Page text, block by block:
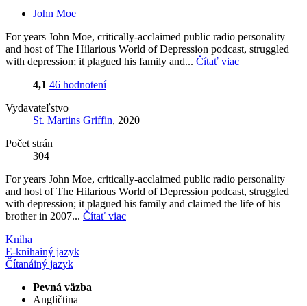
John Moe
For years John Moe, critically-acclaimed public radio personality
and host of The Hilarious World of Depression podcast, struggled
with depression; it plagued his family and... Čítať viac
4,1 46 hodnotení
Vydavateľstvo
St. Martins Griffin, 2020
Počet strán
304
For years John Moe, critically-acclaimed public radio personality
and host of The Hilarious World of Depression podcast, struggled
with depression; it plagued his family and claimed the life of his
brother in 2007... Čítať viac
Kniha
E-knihainý jazyk
Čítanáiný jazyk
Pevná väzba
Angličtina